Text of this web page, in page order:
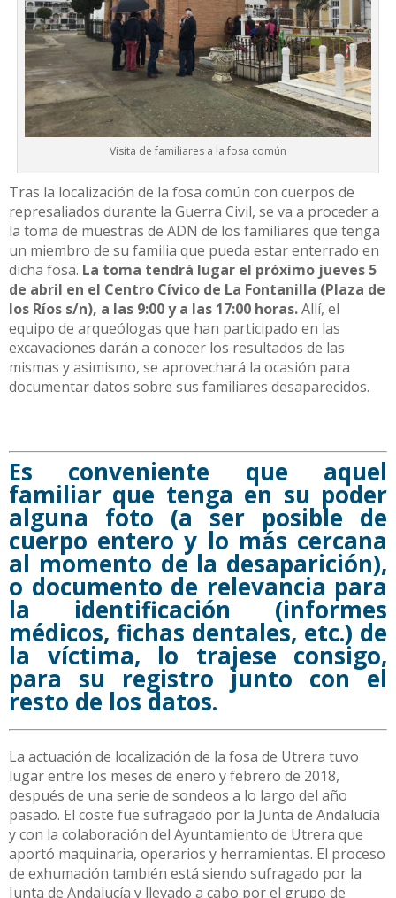
Visita de familiares a la fosa común
Tras la localización de la fosa común con cuerpos de
represaliados durante la Guerra Civil, se va a proceder a
la toma de muestras de ADN de los familiares que tenga
un miembro de su familia que pueda estar enterrado en
dicha fosa. La toma tendrá lugar el próximo jueves 5
de abril en el Centro Cívico de La Fontanilla (Plaza de
los Ríos s/n), a las 9:00 y a las 17:00 horas.Allí, el
equipo de arqueólogas que han participado en las
excavaciones darán a conocer los resultados de las
mismas y asimismo, se aprovechará la ocasión para
documentar datos sobre sus familiares desaparecidos.
Es conveniente que aquel
familiar que tenga en su poder
alguna foto (a ser posible de
cuerpo entero y lo más cercana
al momento de la desaparición),
o documento de relevancia para
la identificación (informes
médicos, fichas dentales, etc.) de
la víctima, lo trajese consigo,
para su registro junto con el
resto de los datos.
La actuación de localización de la fosa de Utrera tuvo
lugar entre los meses de enero y febrero de 2018,
después de una serie de sondeos a lo largo del año
pasado. El coste fue sufragado por la Junta de Andalucía
y con la colaboración del Ayuntamiento de Utrera que
aportó maquinaria, operarios y herramientas. El proceso
de exhumación también está siendo sufragado por la
Junta de Andalucía y llevado a cabo por el grupo de